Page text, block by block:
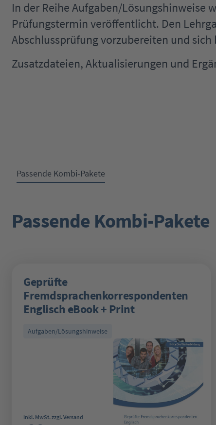
In der Reihe Aufgaben/Lösungshinweise
Prüfungstermin veröffentlicht. Den
Abschlussprüfung vorzubereiten und
Zusatzdateien, Aktualisierungen und
Passende Kombi-Pakete
Produktgalerie überspringen
Passende Kombi-Pakete
Geprüfte
Fremdsprachenkorrespondenten
Englisch eBook + Print
Aufgaben/Lösungshinweise
Regulärer Preis:
inkl. MwSt. zzgl. Versand